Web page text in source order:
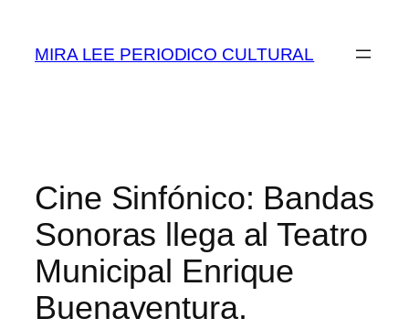
contenido
MIRA LEE PERIODICO CULTURAL
Cine Sinfónico: Bandas
Sonoras llega al Teatro
Municipal Enrique
Buenaventura.